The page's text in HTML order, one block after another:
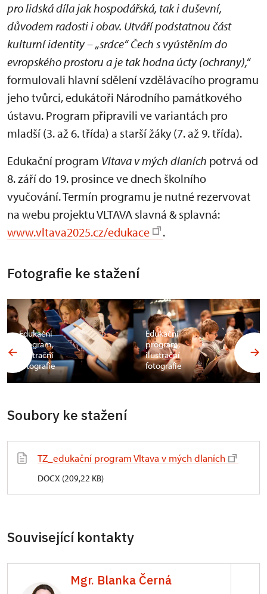
pro lidská díla jak hospodářská, tak i duševní,
důvodem radosti i obav. Utváří podstatnou část
kulturní identity – „srdce“ Čech s vyústěním do
evropského prostoru a je tak hodna úcty (ochrany),“
formulovali hlavní sdělení vzdělávacího programu
jeho tvůrci, edukátoři Národního památkového
ústavu. Program připravili ve variantách pro
mladší (3. až 6. třída) a starší žáky (7. až 9. třída).
Edukační program Vltava v mých dlaních potrvá od
8. září do 19. prosince ve dnech školního
vyučování. Termín programu je nutné rezervovat
na webu projektu VLTAVA slavná & splavná:
www.vltava2025.cz/edukace
.
Fotografie ke stažení
Edukační
program,
ilustrační
fotografie
Edukační
program,
ilustrační
fotografie
Soubory ke stažení
TZ_edukační program Vltava v mých dlaních
DOCX (209,22 KB)
Související kontakty
Mgr. Blanka Černá